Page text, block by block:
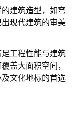
建筑造型，如穹
现代建筑的审美
工程性能与建筑
盖大面积空间，
文化地标的首选